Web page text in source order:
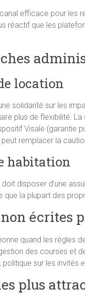
efficace pour les
réactif que les
location
solidarité sur les
plus de flexibilité.
Visale (garantie
remplacer la
habitation
disposer d’une
que la plupart des
écrites
quand les règles
des courses et
sur les invités
plus